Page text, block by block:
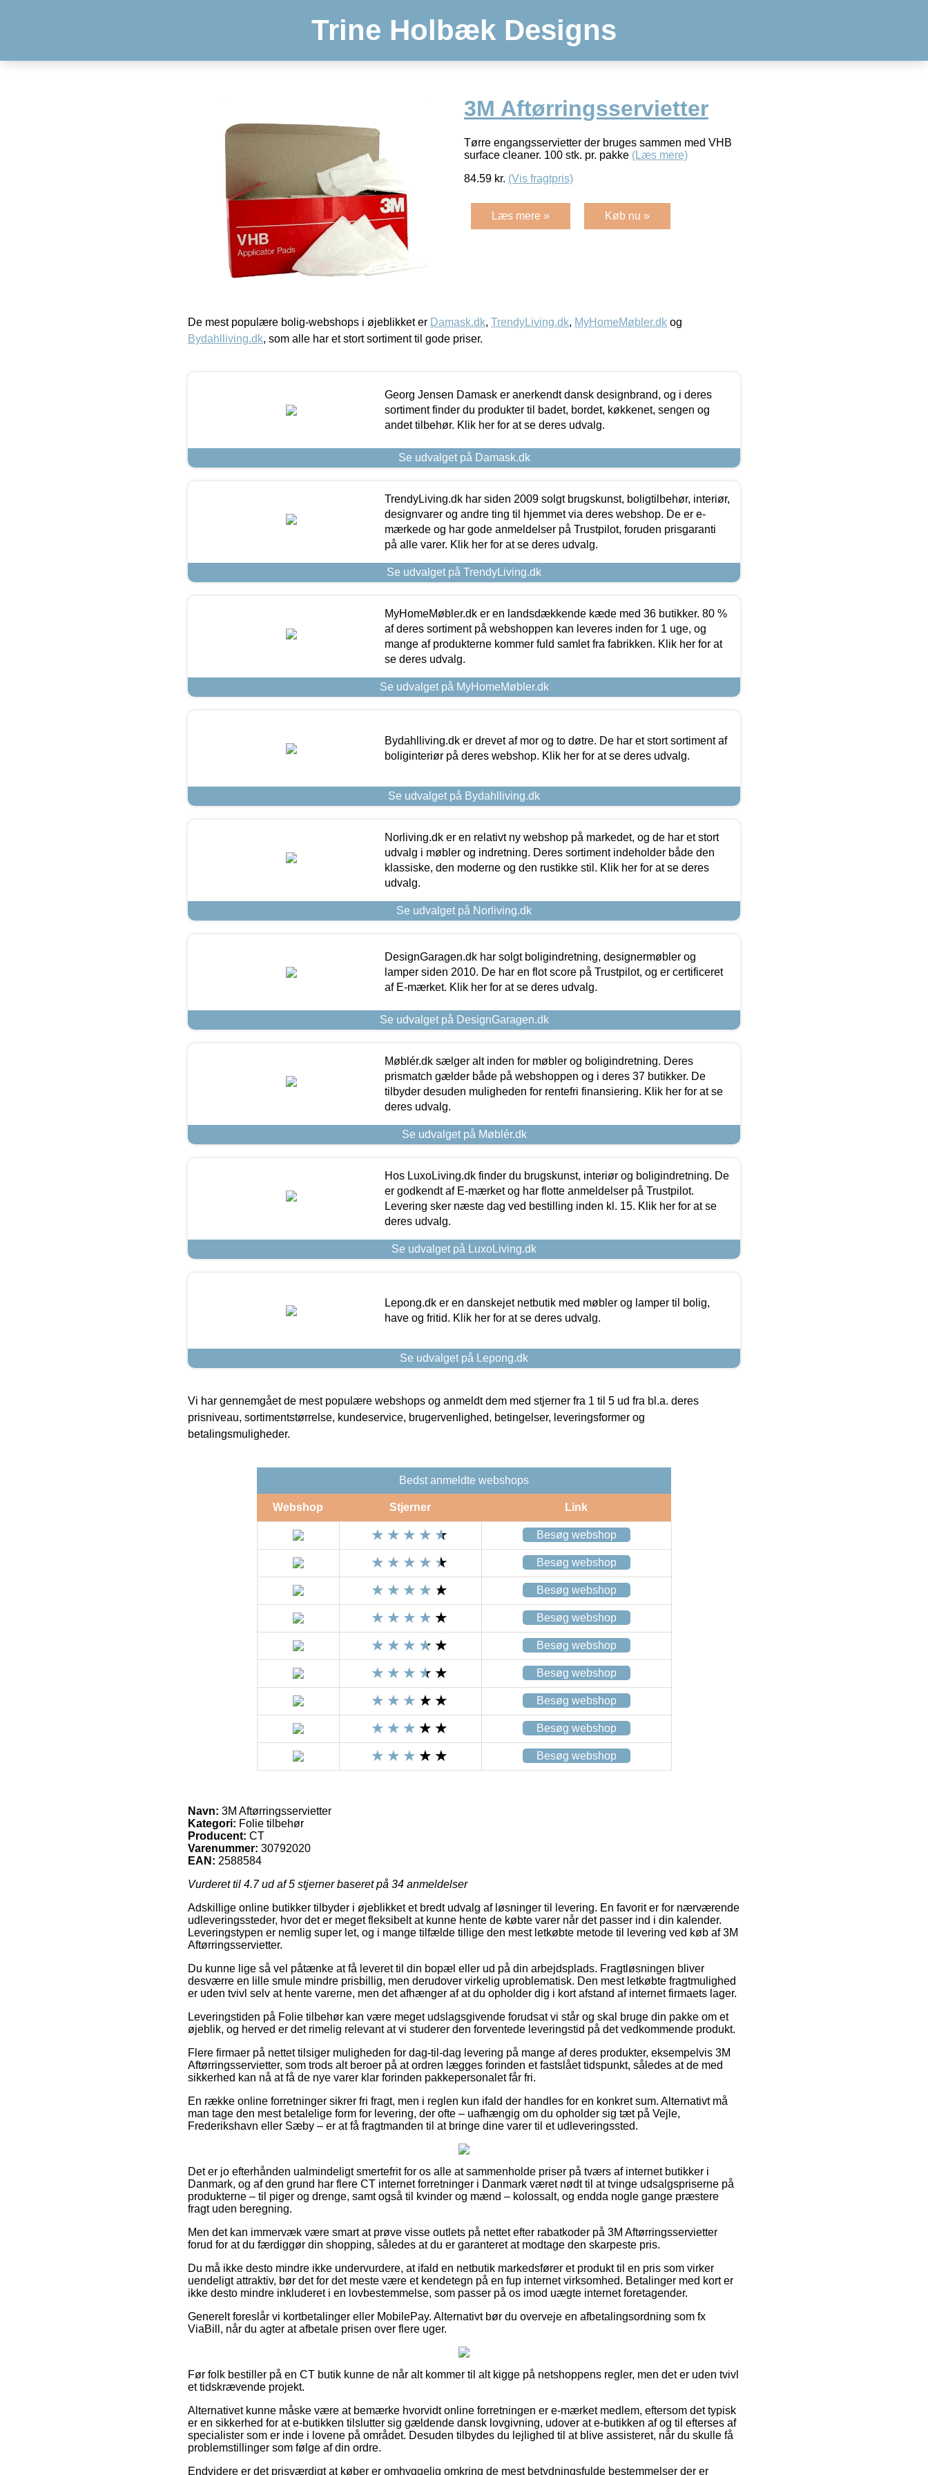
Trine Holbæk Designs
3M Aftørringsservietter
Tørre engangsservietter der bruges sammen med VHB
surface cleaner. 100 stk. pr. pakke (Læs mere)
84.59 kr. (Vis fragtpris)
Læs mere » Køb nu »
De mest populære bolig-webshops i øjeblikket er Damask.dk, TrendyLiving.dk, MyHomeMøbler.dk og
Bydahlliving.dk, som alle har et stort sortiment til gode priser.
Georg Jensen Damask er anerkendt dansk designbrand, og i deres
sortiment finder du produkter til badet, bordet, køkkenet, sengen og
andet tilbehør. Klik her for at se deres udvalg.
Se udvalget på Damask.dk
TrendyLiving.dk har siden 2009 solgt brugskunst, boligtilbehør, interiør,
designvarer og andre ting til hjemmet via deres webshop. De er e-
mærkede og har gode anmeldelser på Trustpilot, foruden prisgaranti
på alle varer. Klik her for at se deres udvalg.
Se udvalget på TrendyLiving.dk
MyHomeMøbler.dk er en landsdækkende kæde med 36 butikker. 80 %
af deres sortiment på webshoppen kan leveres inden for 1 uge, og
mange af produkterne kommer fuld samlet fra fabrikken. Klik her for at
se deres udvalg.
Se udvalget på MyHomeMøbler.dk
Bydahlliving.dk er drevet af mor og to døtre. De har et stort sortiment af
boliginteriør på deres webshop. Klik her for at se deres udvalg.
Se udvalget på Bydahlliving.dk
Norliving.dk er en relativt ny webshop på markedet, og de har et stort
udvalg i møbler og indretning. Deres sortiment indeholder både den
klassiske, den moderne og den rustikke stil. Klik her for at se deres
udvalg.
Se udvalget på Norliving.dk
DesignGaragen.dk har solgt boligindretning, designermøbler og
lamper siden 2010. De har en flot score på Trustpilot, og er certificeret
af E-mærket. Klik her for at se deres udvalg.
Se udvalget på DesignGaragen.dk
Møblér.dk sælger alt inden for møbler og boligindretning. Deres
prismatch gælder både på webshoppen og i deres 37 butikker. De
tilbyder desuden muligheden for rentefri finansiering. Klik her for at se
deres udvalg.
Se udvalget på Møblér.dk
Hos LuxoLiving.dk finder du brugskunst, interiør og boligindretning. De
er godkendt af E-mærket og har flotte anmeldelser på Trustpilot.
Levering sker næste dag ved bestilling inden kl. 15. Klik her for at se
deres udvalg.
Se udvalget på LuxoLiving.dk
Lepong.dk er en danskejet netbutik med møbler og lamper til bolig,
have og fritid. Klik her for at se deres udvalg.
Se udvalget på Lepong.dk
Vi har gennemgået de mest populære webshops og anmeldt dem med stjerner fra 1 til 5 ud fra bl.a. deres
prisniveau, sortimentstørrelse, kundeservice, brugervenlighed, betingelser, leveringsformer og
betalingsmuligheder.
Bedst anmeldte webshops
Webshop Stjerner Link
Besøg webshop
Besøg webshop
Besøg webshop
Besøg webshop
Besøg webshop
Besøg webshop
Besøg webshop
Besøg webshop
Besøg webshop
Navn: 3M Aftørringsservietter
Kategori: Folie tilbehør
Producent: CT
Varenummer: 30792020
EAN: 2588584
Vurderet til 4.7ud af 5 stjerner baseret på 34 anmeldelser
Adskillige online butikker tilbyder i øjeblikket et bredt udvalg af løsninger til levering. En favorit er for nærværende
udleveringssteder, hvor det er meget fleksibelt at kunne hente de købte varer når det passer ind i din kalender.
Leveringstypen er nemlig super let, og i mange tilfælde tillige den mest letkøbte metode til levering ved køb af 3M
Aftørringsservietter.
Du kunne lige så vel påtænke at få leveret til din bopæl eller ud på din arbejdsplads. Fragtløsningen bliver
desværre en lille smule mindre prisbillig, men derudover virkelig uproblematisk. Den mest letkøbte fragtmulighed
er uden tvivl selv at hente varerne, men det afhænger af at du opholder dig i kort afstand af internet firmaets lager.
Leveringstiden på Folie tilbehør kan være meget udslagsgivende forudsat vi står og skal bruge din pakke om et
øjeblik, og herved er det rimelig relevant at vi studerer den forventede leveringstid på det vedkommende produkt.
Flere firmaer på nettet tilsiger muligheden for dag-til-dag levering på mange af deres produkter, eksempelvis 3M
Aftørringsservietter, som trods alt beroer på at ordren lægges forinden et fastslået tidspunkt, således at de med
sikkerhed kan nå at få de nye varer klar forinden pakkepersonalet får fri.
En række online forretninger sikrer fri fragt, men i reglen kun ifald der handles for en konkret sum. Alternativt må
man tage den mest betalelige form for levering, der ofte – uafhængig om du opholder sig tæt på Vejle,
Frederikshavn eller Sæby – er at få fragtmanden til at bringe dine varer til et udleveringssted.
Det er jo efterhånden ualmindeligt smertefrit for os alle at sammenholde priser på tværs af internet butikker i
Danmark, og af den grund har flere CT internet forretninger i Danmark været nødt til at tvinge udsalgspriserne på
produkterne – til piger og drenge, samt også til kvinder og mænd – kolossalt, og endda nogle gange præstere
fragt uden beregning.
Men det kan immervæk være smart at prøve visse outlets på nettet efter rabatkoder på 3M Aftørringsservietter
forud for at du færdiggør din shopping, således at du er garanteret at modtage den skarpeste pris.
Du må ikke desto mindre ikke undervurdere, at ifald en netbutik markedsfører et produkt til en pris som virker
uendeligt attraktiv, bør det for det meste være et kendetegn på en fup internet virksomhed. Betalinger med kort er
ikke desto mindre inkluderet i en lovbestemmelse, som passer på os imod uægte internet foretagender.
Generelt foreslår vi kortbetalinger eller MobilePay. Alternativt bør du overveje en afbetalingsordning som fx
ViaBill, når du agter at afbetale prisen over flere uger.
Før folk bestiller på en CT butik kunne de når alt kommer til alt kigge på netshoppens regler, men det er uden tvivl
et tidskrævende projekt.
Alternativet kunne måske være at bemærke hvorvidt online forretningen er e-mærket medlem, eftersom det typisk
er en sikkerhed for at e-butikken tilslutter sig gældende dansk lovgivning, udover at e-butikken af og til efterses af
specialister som er inde i lovene på området. Desuden tilbydes du lejlighed til at blive assisteret, når du skulle få
problemstillinger som følge af din ordre.
Endvidere er det prisværdigt at køber er omhyggelig omkring de mest betydningsfulde bestemmelser der er